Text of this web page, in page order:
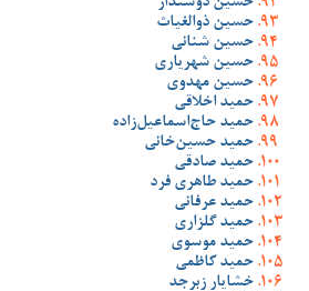
حسین دوستدار
حسین ذوالغیاث
حسین شنانی
حسین شهریاری
حسین مهدوی
حمید اخلاقی
حمید حاج‌اسماعیل‌زاده
حمید حسین‌خانی
حمید صادقی
حمید طاهری فرد
حمید عرفانی
حمید گلزاری
حمید موسوی
حمید کاظمی
خشایار زبرجد